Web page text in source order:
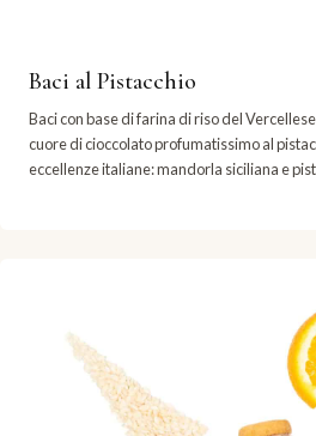
Baci al Pistacchio
Baci con base di farina di riso del
cuore di cioccolato profumatissimo al
eccellenze italiane: mandorla siciliana e